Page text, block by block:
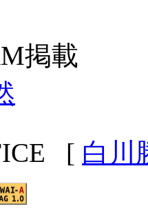
掲載
[ 白川